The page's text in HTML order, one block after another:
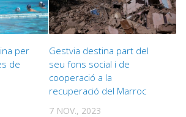
per
de
Gestvia destina part del
seu fons social i de
cooperació a la
recuperació del Marroc
7 NOV., 2023